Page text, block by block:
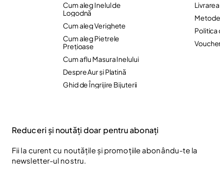
Cum aleg Inelul de
Logodnă
Cum aleg Verighete
Cum aleg Pietrele
Preţioase
Cum aflu Masura Inelului
Despre Aur și Platină
Ghid de Îngrijire Bijuterii
Politica
Reduceri și noutăți doar pentru abonați
Fii la curent cu noutățile și promoțiile abonându-te la
newsletter-ul nostru.